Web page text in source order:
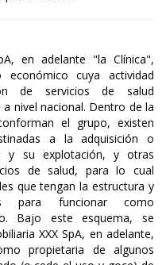
en adelante "la Clínica",
cuya actividad
de servicios de salud
nivel nacional. Dentro de la
el grupo, existen
a la adquisición o
y su explotación, y otras
de salud, para lo cual
que tengan la estructura y
para funcionar como
Bajo este esquema, se
XXX SpA, en adelante,
propietaria de algunos